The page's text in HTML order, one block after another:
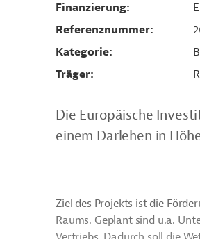
Finanzierung
Referenznummer
Kategorie
Träger
Die Europäische
einem Darlehen in
Ziel des Projekts ist die
Raums. Geplant sind u.a.